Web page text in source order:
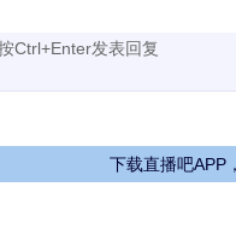
Ctrl+Enter发表回复
下载直播吧APP